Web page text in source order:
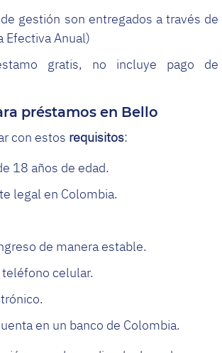
gestión son entregados a través de
Efectiva Anual)
gratis, no incluye pago de
préstamos en Bello
con estos requisitos:
18 años de edad.
legal en Colombia.
de manera estable.
celular.
en un banco de Colombia.